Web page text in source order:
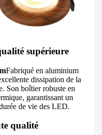
supérieure
Fabriqué en aluminium
dissipation de la
Son boîtier robuste en
garantissant un
de vie des LED.
qualité